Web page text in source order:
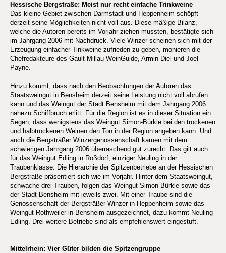
Hessische Bergstraße: Meist nur recht einfache Trinkweine
Das kleine Gebiet zwischen Darmstadt und Heppenheim schöpft
derzeit seine Möglichkeiten nicht voll aus. Diese mäßige Bilanz,
welche die Autoren bereits im Vorjahr ziehen mussten, bestätigte sich
im Jahrgang 2006 mit Nachdruck. Viele Winzer scheinen sich mit der
Erzeugung einfacher Tinkweine zufrieden zu geben, monieren die
Chefredakteure des Gault Millau WeinGuide, Armin Diel und Joel
Payne.
Hinzu kommt, dass nach den Beobachtungen der Autoren das
Staatsweingut in Bensheim derzeit seine Leistung nicht voll abrufen
kann und das Weingut der Stadt Bensheim mit dem Jahrgang 2006
nahezu Schiffbruch erlitt. Für die Region ist es in dieser Situation ein
Segen, dass wenigstens das Weingut Simon-Bürkle bei den trockenen
und halbtrockenen Weinen den Ton in der Region angeben kann. Und
auch die Bergsträßer Winzergenossenschaft kamen mit dem
schwierigen Jahrgang 2006 überraschend gut zurecht. Das gilt auch
für das Weingut Edling in Roßdorf, einziger Neuling in der
Traubenklasse. Die Hierarchie der Spitzenbetriebe an der Hessischen
Bergstraße präsentiert sich wie im Vorjahr. Hinter dem Staatsweingut,
schwache drei Trauben, folgen das Weingut Simon-Bürkle sowie das
der Stadt Bensheim mit jeweils zwei. Mit einer Traube sind die
Genossenschaft der Bergsträßer Winzer in Heppenheim sowie das
Weingut Rothweiler in Bensheim ausgezeichnet, dazu kommt Neuling
Edling. Drei weitere Betriebe sind als empfehlenswert eingestuft.
Mittelrhein: Vier Güter bilden die Spitzengruppe